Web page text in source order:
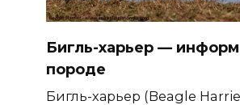
Бигль-харьер —
породе
Бигль-харьер (Beagle